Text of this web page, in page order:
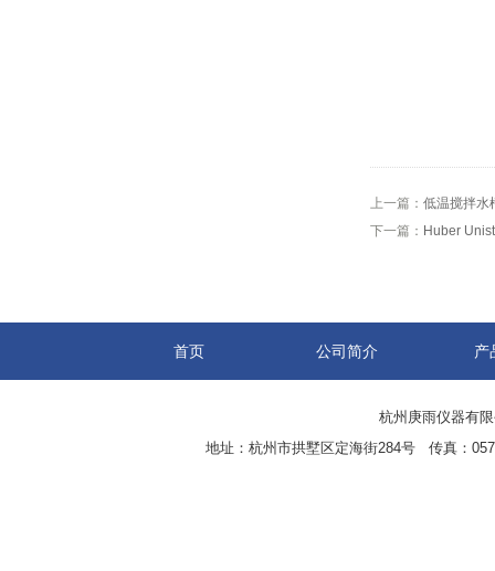
上一篇： 低温搅拌水
下一篇： Huber
首页 公司简介 产
杭州庚雨仪器有
地址：杭州市拱墅区定海街284号 传真：